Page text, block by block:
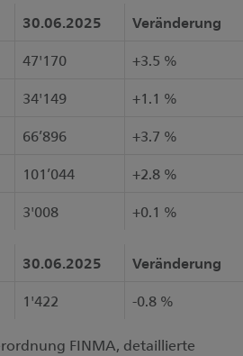
30.06.2025
Veränderung
47'170
+3.5 %
34'149
+1.1 %
66’896
+3.7 %
101’044
+2.8 %
3'008 +0.1 %
30.06.2025
Veränderung
1'422 -0.8 %
FINMA, detaillierte